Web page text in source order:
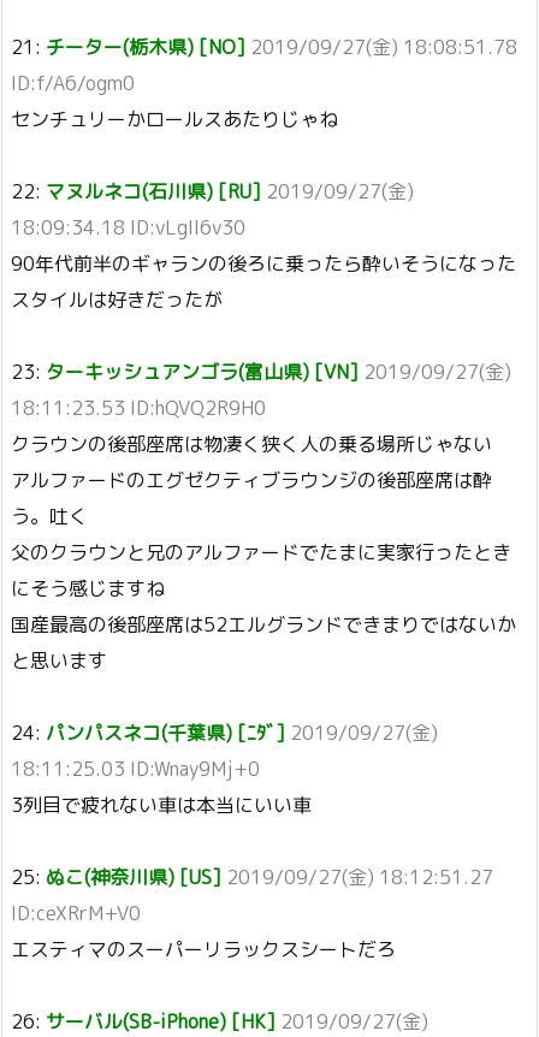
21: チーター(栃木県) [NO] 2019/09/27(金) 18:08:51.78
ID:f/A6/ogm0
センチュリーかロールスあたりじゃね
22: マヌルネコ(石川県) [RU] 2019/09/27(金)
18:09:34.18 ID:vLgII6v30
90年代前半のギャランの後ろに乗ったら酔いそうになった
スタイルは好きだったが
23: ターキッシュアンゴラ(富山県) [VN] 2019/09/27(金)
18:11:23.53 ID:hQVQ2R9H0
クラウンの後部座席は物凄く狭く人の乗る場所じゃない
アルファードのエグゼクティブラウンジの後部座席は酔
う。吐く
父のクラウンと兄のアルファードでたまに実家行ったとき
にそう感じますね
国産最高の後部座席は52エルグランドできまりではないか
と思います
24: パンパスネコ(千葉県) [ﾆﾀﾞ] 2019/09/27(金)
18:11:25.03 ID:Wnay9Mj+0
3列目で疲れない車は本当にいい車
25: ぬこ(神奈川県) [US] 2019/09/27(金) 18:12:51.27
ID:ceXRrM+V0
エスティマのスーパーリラックスシートだろ
26: サーバル(SB-iPhone) [HK] 2019/09/27(金)